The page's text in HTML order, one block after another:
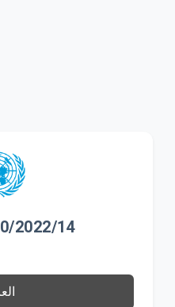
2022/14